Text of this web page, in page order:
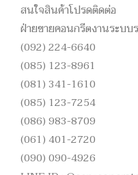
สนใจสินค้าโปรดติดต่อ
ฝ่ายขายคอนกรีตงานระบบ
(092) 224-6640
(085) 123-8961
(081) 341-1610
(085) 123-7254
(086) 983-8709
(061) 401-2720
(090) 090-4926